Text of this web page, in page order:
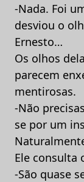
-Nada. Foi
desviou o
Ernesto…
Os olhos
parecem
mentirosas.
-Não
se por um
Ele consulta
-São quase